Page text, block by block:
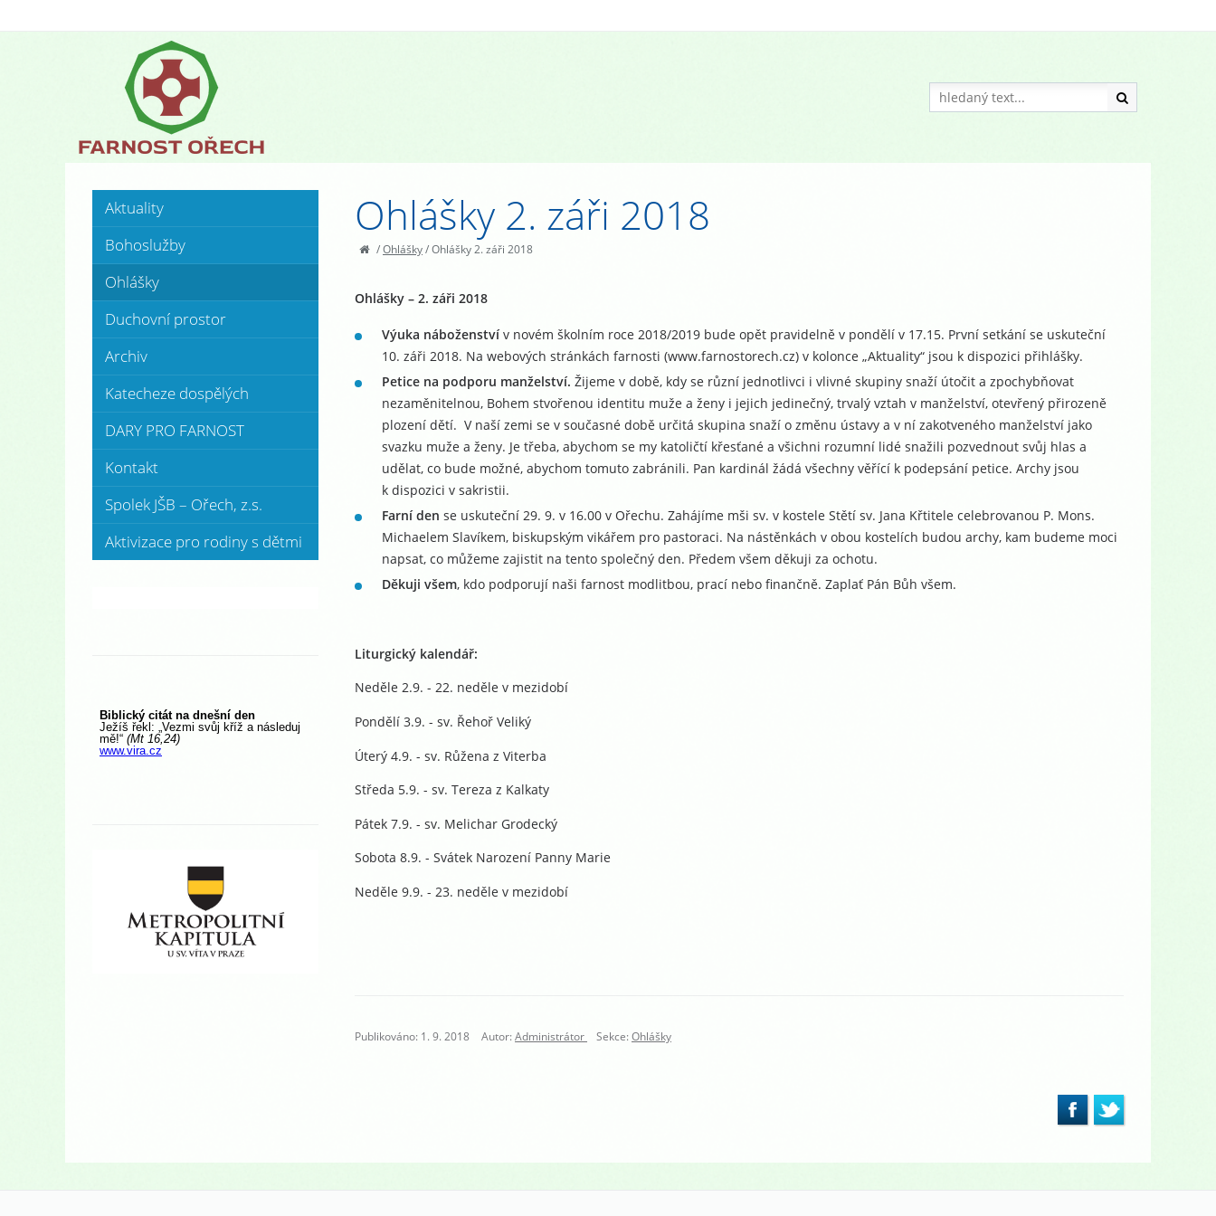
Ohlášky 2. záři 2018
/Ohlášky/Ohlášky 2. záři 2018
Ohlášky – 2. záři 2018
Výuka náboženstvív novém školním roce 2018/2019 bude opět pravidelně v pondělí v 17.15. První setkání se uskuteční
10. záři 2018. Na webových stránkách farnosti (www.farnostorech.cz) v kolonce „Aktuality“ jsou k dispozici přihlášky.
Petice na podporu manželství. Žijeme v době, kdy se různí jednotlivci i vlivné skupiny snaží útočit a zpochybňovat
nezaměnitelnou, Bohem stvořenou identitu muže a ženy i jejich jedinečný, trvalý vztah v manželství, otevřený přirozeně
plození dětí. V naší zemi se v současné době určitá skupina snaží o změnu ústavy a v ní zakotveného manželství jako
svazku muže a ženy. Je třeba, abychom se my katoličtí křesťané a všichni rozumní lidé snažili pozvednout svůj hlas a
udělat, co bude možné, abychom tomuto zabránili. Pan kardinál žádá všechny věřící k podepsání petice. Archy jsou
k dispozici v sakristii.
Farní den se uskuteční 29. 9. v 16.00 v Ořechu. Zahájíme mši sv. v kostele Stětí sv. Jana Křtitele celebrovanou P. Mons.
Michaelem Slavíkem, biskupským vikářem pro pastoraci. Na nástěnkách v obou kostelích budou archy, kam budeme moci
napsat, co můžeme zajistit na tento společný den. Předem všem děkuji za ochotu.
Děkuji všem, kdo podporují naši farnost modlitbou, prací nebo finančně. Zaplať Pán Bůh všem.
Liturgický kalendář:
Neděle 2.9. - 22. neděle v mezidobí
Pondělí 3.9. - sv. Řehoř Veliký
Úterý 4.9. - sv. Růžena z Viterba
Středa 5.9. - sv. Tereza z Kalkaty
Pátek 7.9. - sv. Melichar Grodecký
Sobota 8.9. - Svátek Narození Panny Marie
Neděle 9.9. - 23. neděle v mezidobí
Publikováno: 1. 9. 2018 Autor:Administrátor Sekce:Ohlášky
Aktuality
Bohoslužby
Ohlášky
Duchovní prostor
Archiv
Katecheze dospělých
DARY PRO FARNOST
Kontakt
Spolek JŠB – Ořech, z.s.
Aktivizace pro rodiny s dětmi